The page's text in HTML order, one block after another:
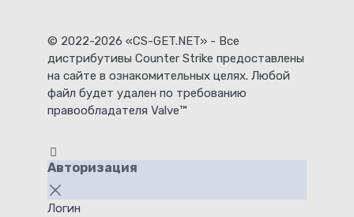
© 2022-2026 «CS-GET.NET» - Все
дистрибутивы Counter Strike предоставлены
на сайте в ознакомительных целях. Любой
файл будет удален по требованию
правообладателя Valve™
Авторизация
Логин